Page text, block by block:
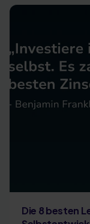
Die 8 besten